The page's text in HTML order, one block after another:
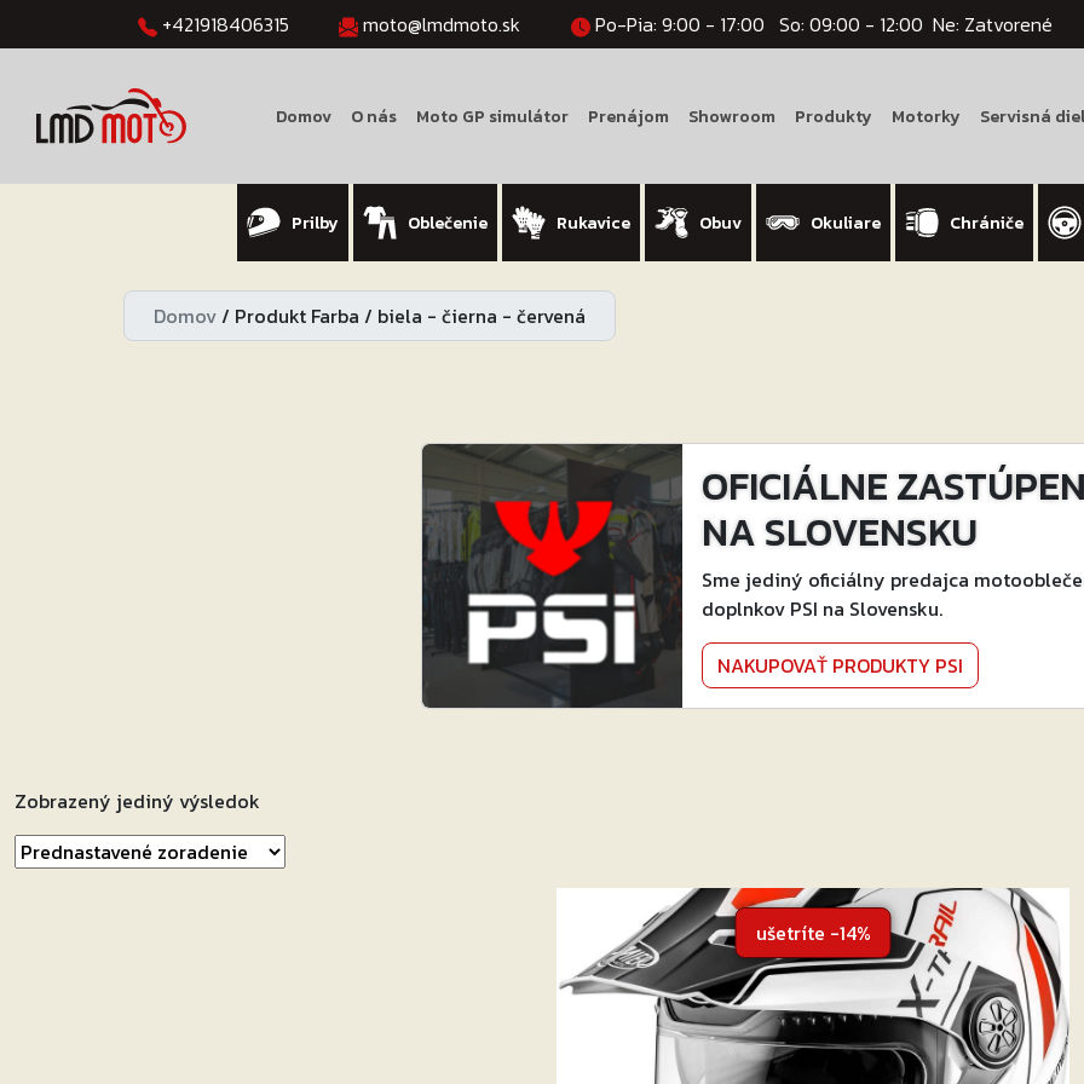
+421918406315 moto@lmdmoto.sk Po-Pia: 9:00 - 17:00 So: 09:00 - 12:00 Ne: Zatvorené
Domov O nás Moto GP simulátor Prenájom Showroom Produkty Motorky Servisná
Prilby Oblečenie Rukavice Obuv Okuliare Chrániče
Domov/ Produkt Farba / biela - čierna - červená
OFICIÁLNE
NA SLOVENSKU
Sme jediný oficiálny predajca
doplnkov PSI na Slovensku.
NAKUPOVAŤ PRODUKTY PSI
Zobrazený jediný výsledok
ušetríte -14%